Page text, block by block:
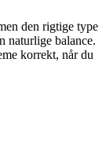
den rigtige type
naturlige balance.
korrekt, når du